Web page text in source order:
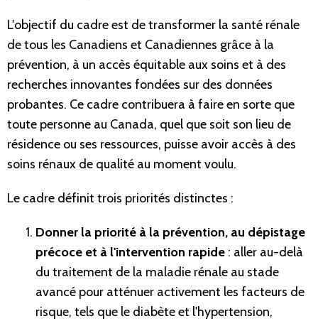
L'objectif du cadre est de transformer la santé rénale
de tous les Canadiens et Canadiennes grâce à la
prévention, à un accès équitable aux soins et à des
recherches innovantes fondées sur des données
probantes. Ce cadre contribuera à faire en sorte que
toute personne au Canada, quel que soit son lieu de
résidence ou ses ressources, puisse avoir accès à des
soins rénaux de qualité au moment voulu.
Le cadre définit trois priorités distinctes :
Donner la priorité à la prévention, au dépistage
précoce et à l'intervention rapide : aller au-delà
du traitement de la maladie rénale au stade
avancé pour atténuer activement les facteurs de
risque, tels que le diabète et l'hypertension,